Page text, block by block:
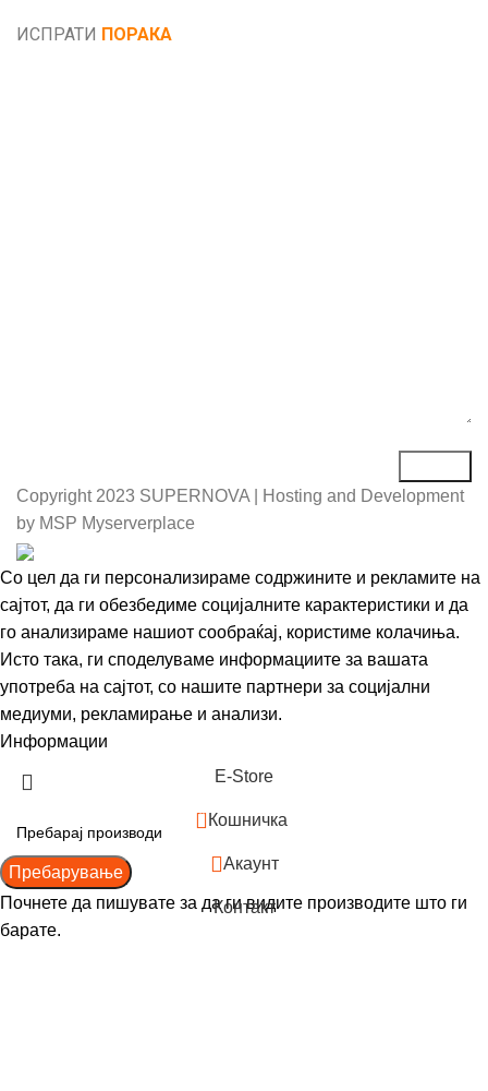
ИСПРАТИ ПОРАКА
Copyright 2023 SUPERNOVA | Hosting and Development
by MSP Myserverplace
Со цел да ги персонализираме содржините и рекламите на
сајтот, да ги обезбедиме социјалните карактеристики и да
го анализираме нашиот сообраќај, користиме колачиња.
Исто така, ги споделуваме информациите за вашата
употреба на сајтот, со нашите партнери за социјални
медиуми, рекламирање и анализи.
Информации
Пребарување
Почнете да пишувате за да ги видите производите што ги
барате.
Е-Store
0 Кошничка
Акаунт
Контакт